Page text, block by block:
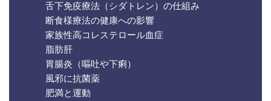
舌下免疫療法（シダトレン）の仕組み
断食様療法の健康への影響
家族性高コレステロール血症
脂肪肝
胃腸炎（嘔吐や下痢）
風邪に抗菌薬
肥満と運動